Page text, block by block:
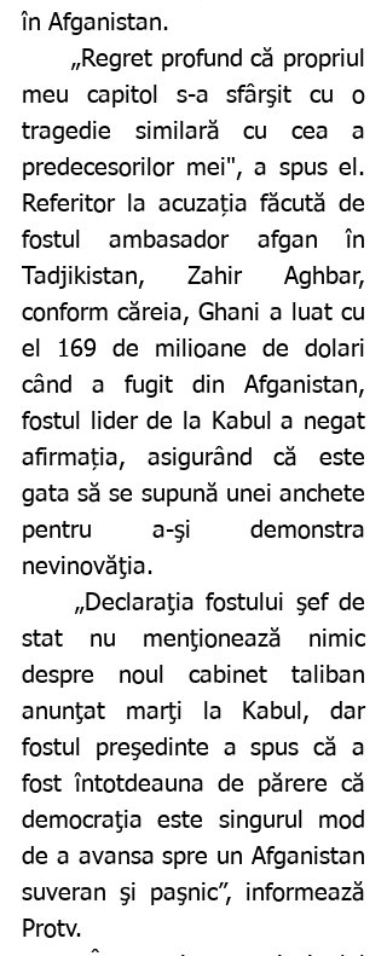
în Afganistan.
meu capitol s-a sfârşit cu o
tragedie similară cu cea a
predecesorilor mei", a spus el.
Referitor la acuzația făcută de
fostul ambasador afgan în
Tadjikistan, Zahir Aghbar,
conform căreia, Ghani a luat cu
el 169 de milioane de dolari
când a fugit din Afganistan,
fostul lider de la Kabul a negat
afirmația, asigurând că este
gata să se supună unei anchete
pentru a-şi demonstra
nevinovăţia.
stat nu menţionează nimic
despre noul cabinet taliban
anunţat marţi la Kabul, dar
fostul preşedinte a spus că a
fost întotdeauna de părere că
democraţia este singurul mod
de a avansa spre un Afganistan
suveran şi paşnic”, informează
Protv.